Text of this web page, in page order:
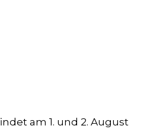
am 1. und 2. August